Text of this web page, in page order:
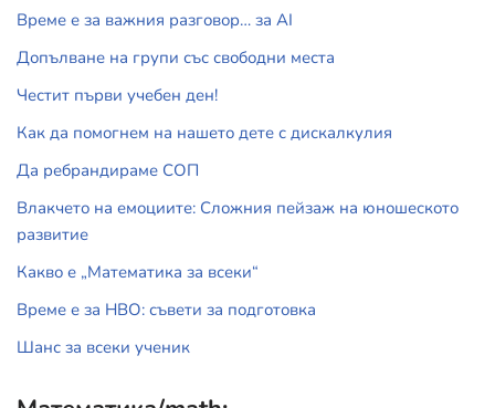
Време е за важния разговор… за АI
Допълване на групи със свободни места
Честит първи учебен ден!
Как да помогнем на нашето дете с дискалкулия
Да ребрандираме СОП
Влакчето на емоциите: Сложния пейзаж на юношеското
развитие
Какво е „Математика за всеки“
Време е за НВО: съвети за подготовка
Шанс за всеки ученик